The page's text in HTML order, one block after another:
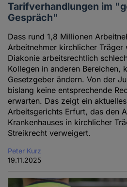
Tarifverhandlungen im
Gespräch"
Dass rund 1,8 Millionen
Arbeitnehmer kirchlicher Träger
Diakonie arbeitsrechtlich
Kollegen in anderen Bereichen,
Gesetzgeber ändern. Von der
bislang keine entsprechende
erwarten. Das zeigt ein
Arbeitsgerichts Erfurt, das den
Krankenhauses in kirchlicher
Streikrecht verweigert.
Peter Kurz
19.11.2025